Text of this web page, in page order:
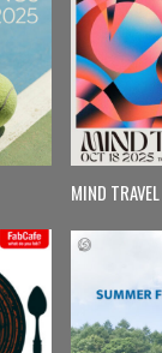
MIND TRAVEL